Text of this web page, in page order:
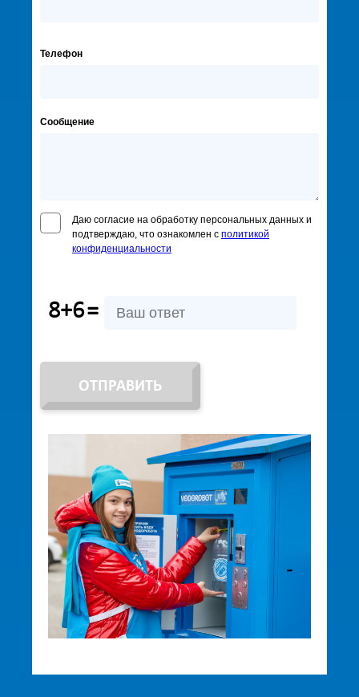
Телефон
Сообщение
Даю согласие на обработку персональных данных и
подтверждаю, что ознакомлен с политикой
конфиденциальности
8+6=
ОТПРАВИТЬ